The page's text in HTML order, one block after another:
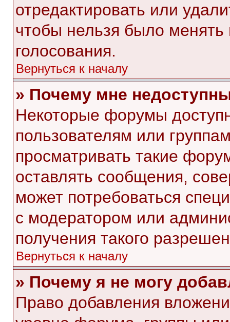
отредактировать или
чтобы нельзя было
голосования.
Вернуться к началу
» Почему мне
Некоторые форумы
пользователям или
просматривать такие
оставлять сообщения,
может потребоваться
с модератором или
получения такого
Вернуться к началу
» Почему я не могу
Право добавления